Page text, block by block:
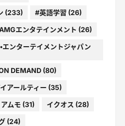
(233) #英語学習 (26)
エンタテインメント (26)
エンターテイメントジャパン
DEMAND(80)
アールティー (35)
アムモ (31) イクオス (28)
(24)